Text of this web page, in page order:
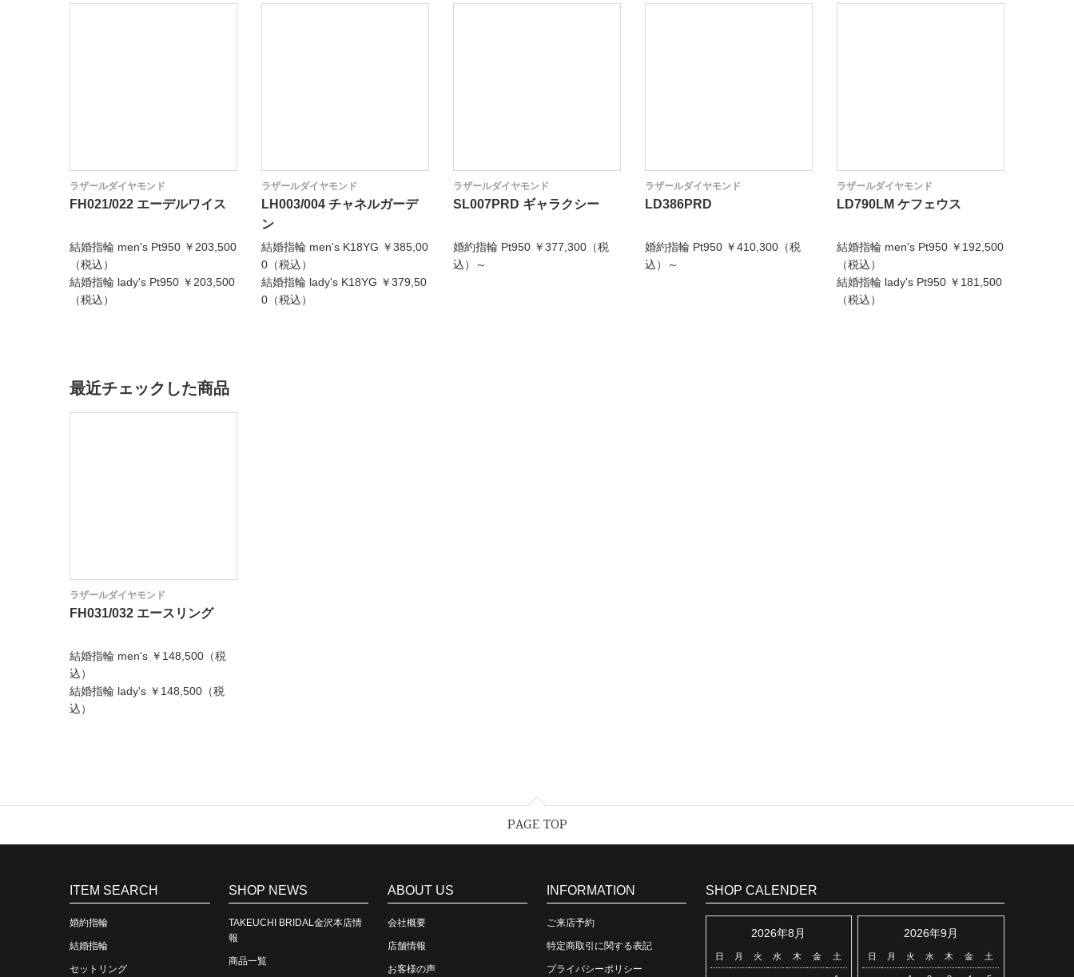
ラザールダイヤモンド
FH021/022 エーデルワイス
結婚指輪 men's Pt950 ￥203,500
（税込）
結婚指輪 lady's Pt950 ￥203,500
（税込）
ラザールダイヤモンド
LH003/004 チャネルガーデ
ン
結婚指輪 men's K18YG ￥385,00
0（税込）
結婚指輪 lady's K18YG ￥379,50
0（税込）
ラザールダイヤモンド
SL007PRD ギャラクシー
婚約指輪 Pt950 ￥377,300（税
込）～
ラザールダイヤモンド
LD386PRD
婚約指輪 Pt950 ￥410,300（税
込）～
ラザールダイヤモンド
LD790LM ケフェウス
結婚指輪 men's Pt950 ￥192,500
（税込）
結婚指輪 lady's Pt950 ￥181,500
（税込）
最近チェックした商品
ラザールダイヤモンド
FH031/032 エースリング
結婚指輪 men's ￥148,500（税
込）
結婚指輪 lady's ￥148,500（税
込）
PAGE TOP
ITEM SEARCH
婚約指輪
結婚指輪
セットリング
SHOP NEWS
TAKEUCHI BRIDAL金沢本店情
報
商品一覧
ABOUT US
会社概要
店舗情報
お客様の声
INFORMATION
ご来店予約
特定商取引に関する表記
プライバシーポリシー
SHOP CALENDER
2026年8月
日 月 火 水 木 金 土
2026年9月
日 月 火 水 木 金 土